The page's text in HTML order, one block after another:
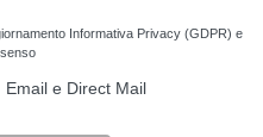
Informativa Privacy (GDPR) e
Email e Direct Mail